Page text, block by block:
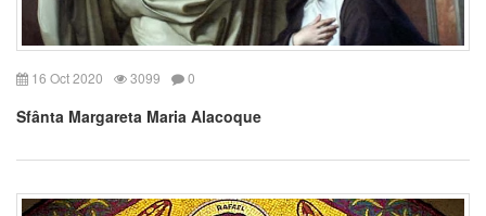
16 Oct 2020 3099 0
Sfânta Margareta Maria Alacoque